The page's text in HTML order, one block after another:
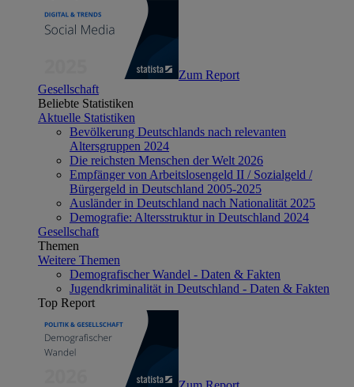
Zum Report
Gesellschaft
Beliebte Statistiken
Aktuelle Statistiken
Bevölkerung Deutschlands nach relevanten
Altersgruppen 2024
Die reichsten Menschen der Welt 2026
Empfänger von Arbeitslosengeld II / Sozialgeld /
Bürgergeld in Deutschland 2005-2025
Ausländer in Deutschland nach Nationalität 2025
Demografie: Altersstruktur in Deutschland 2024
Gesellschaft
Themen
Weitere Themen
Demografischer Wandel - Daten & Fakten
Jugendkriminalität in Deutschland - Daten & Fakten
Top Report